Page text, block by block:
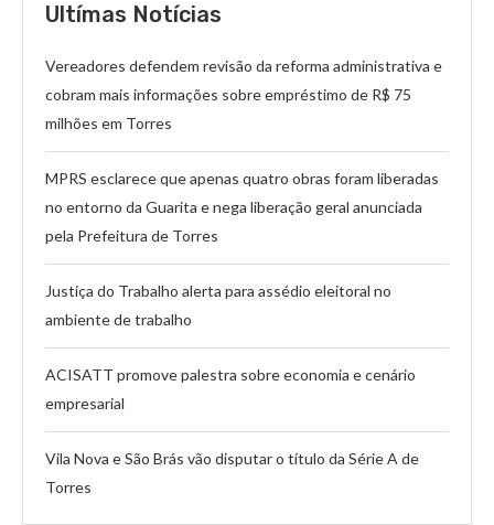
Ultímas Notícias
Vereadores defendem revisão da reforma administrativa e
cobram mais informações sobre empréstimo de R$ 75
milhões em Torres
MPRS esclarece que apenas quatro obras foram liberadas
no entorno da Guarita e nega liberação geral anunciada
pela Prefeitura de Torres
Justiça do Trabalho alerta para assédio eleitoral no
ambiente de trabalho
ACISATT promove palestra sobre economia e cenário
empresarial
Vila Nova e São Brás vão disputar o título da Série A de
Torres